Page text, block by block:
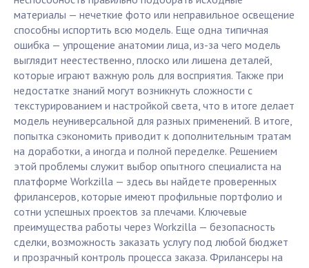
материалы — нечеткие фото или неправильное освещение
способны испортить всю модель. Еще одна типичная
ошибка — упрощение анатомии лица, из-за чего модель
выглядит неестественно, плоско или лишена деталей,
которые играют важную роль для восприятия. Также при
недостатке знаний могут возникнуть сложности с
текстурированием и настройкой света, что в итоге делает
модель неуниверсальной для разных применений. В итоге,
попытка сэкономить приводит к дополнительным тратам
на доработки, а иногда и полной переделке. Решением
этой проблемы служит выбор опытного специалиста на
платформе Workzilla — здесь вы найдете проверенных
фрилансеров, которые имеют профильные портфолио и
сотни успешных проектов за плечами. Ключевые
преимущества работы через Workzilla — безопасность
сделки, возможность заказать услугу под любой бюджет
и прозрачный контроль процесса заказа. Фрилансеры на